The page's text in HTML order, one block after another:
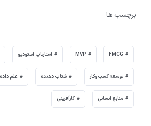
برچسب ها
FMCG
MVP استارتاپ استودیو
توسعه کسب‌وکار شتاب دهنده علم داده
منابع انسانی کارآفرینی